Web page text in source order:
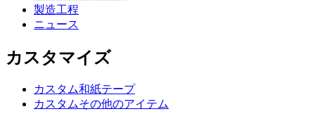
製造工程
ニュース
カスタマイズ
カスタム和紙テープ
カスタムその他のアイテム